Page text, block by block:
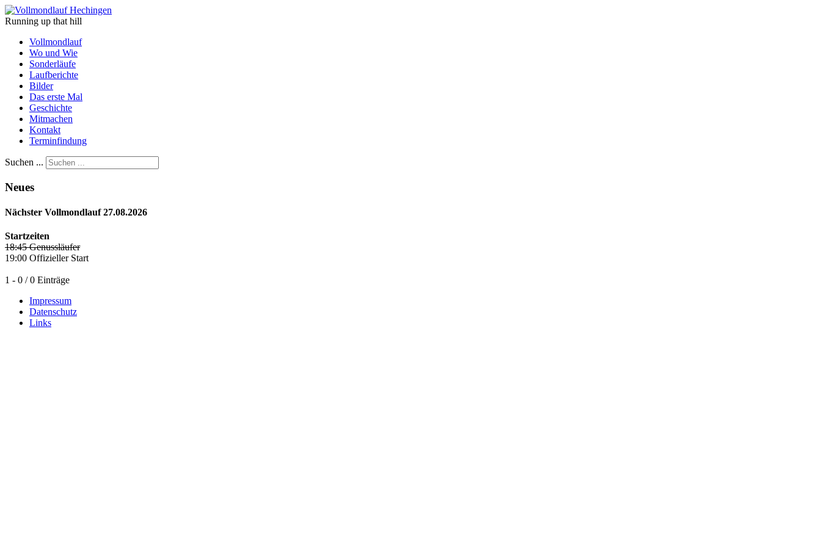
Running up that hill
Vollmondlauf
Wo und Wie
Sonderläufe
Laufberichte
Bilder
Das erste Mal
Geschichte
Mitmachen
Kontakt
Terminfindung
Suchen ...
Neues
Nächster Vollmondlauf 27.08.2026
Startzeiten
18:45 Genussläufer
19:00 Offizieller Start
1 - 0 / 0 Einträge
Impressum
Datenschutz
Links